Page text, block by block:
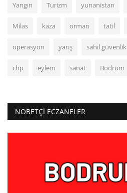
Yangın Turizm yunanistan
Milas kaza orman tatil
operasyon yarış sahil güvenlik
chp eylem sanat Bodrum
NÖBETÇI ECZANELER